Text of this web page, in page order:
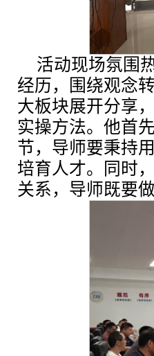
活动现场氛围
经历，围绕观念
大板块展开分享
实操方法。他首
节，导师要秉持
培育人才。同时
关系，导师既要